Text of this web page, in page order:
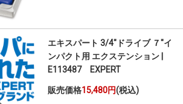
エキスパート 3/4"ドライブ ７"イ
ンパクト用 エクステンション |
E113487 EXPERT
販売価格15,480円(税込)